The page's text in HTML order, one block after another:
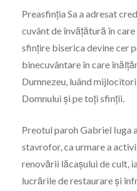
Preasfinția Sa a adresat
cuvânt de învățătură în
sfințire biserica devine cer
binecuvântare în care
Dumnezeu, luând
Domnului și pe toți sfinții.
Preotul paroh Gabriel Iuga
stavrofor, ca urmare a
renovării lăcașului de cult,
lucrările de restaurare și